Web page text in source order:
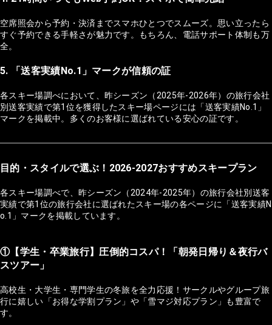
空席照会から予約・決済までスマホひとつでスムーズ。思い立ったら
すぐ予約できる手軽さが魅力です。もちろん、電話サポート体制も万
全。
5. 「送客実績No.1」マークが信頼の証
各スキー場調べにおいて、昨シーズン（2025年-2026年）の旅行会社
別送客実績で第1位を獲得したスキー場ページには「送客実績No.1」
マークを掲載中。多くのお客様に選ばれている安心の証です。
目的・スタイルで選ぶ！2026-2027おすすめスキープラン
各スキー場調べで、昨シーズン（2024年-2025年）の旅行会社別送客
実績で第1位の旅行会社に選ばれたスキー場の各ページに「送客実績N
o.1」マークを掲載しています。
①【学生・卒業旅行】圧倒的コスパ！「朝発日帰り＆夜行バ
スツアー」
高校生・大学生・専門学生の冬旅を全力応援！サークルやグループ旅
行に嬉しい「お得な学割プラン」や「雪マジ対応プラン」も豊富で
す。